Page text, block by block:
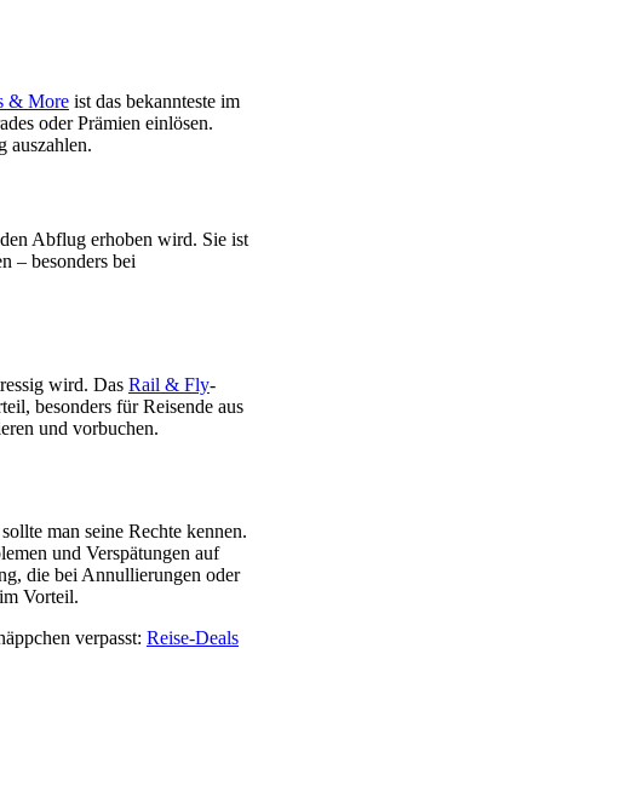
& More ist das bekannteste im
oder Prämien einlösen.
auszahlen.
Abflug erhoben wird. Sie ist
– besonders bei
wird. Das Rail & Fly-
besonders für Reisende aus
und vorbuchen.
man seine Rechte kennen.
und Verspätungen auf
die bei Annullierungen oder
Vorteil.
verpasst: Reise-Deals